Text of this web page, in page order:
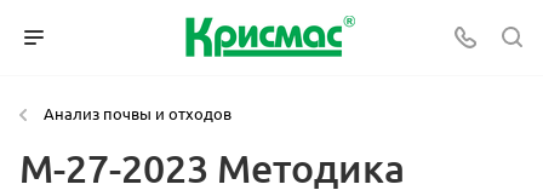
Анализ почвы и отходов
М-27-2023 Методика